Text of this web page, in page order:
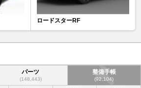
ロードスターRF
パーツ
(148,443)
整備手帳
(92,104)